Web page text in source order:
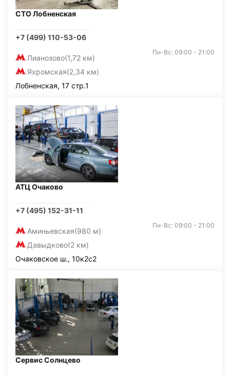
СТО Лобненская
+7 (499) 110-53-06
Лианозово(1,72 км)
Яхромская(2,34 км)
Пн-Вс: 09:00 - 21:00
Лобненская, 17 стр.1
АТЦ Очаково
+7 (495) 152-31-11
Аминьевская(980 м)
Давыдково(2 км)
Пн-Вс: 09:00 - 21:00
Очаковское ш., 10к2с2
Сервис Солнцево